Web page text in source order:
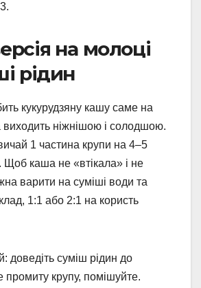
на молоці
рідин
кукурудзяну кашу саме на
ніжнішою і солодшою.
1 частина крупи на 4–5
Щоб каша не «втікала» і не
варити на суміші води та
1:1 або 2:1 на користь
доведіть суміш рідин до
промиту крупу, помішуйте.